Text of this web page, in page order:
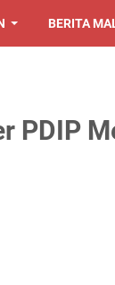
BERITA
PDIP